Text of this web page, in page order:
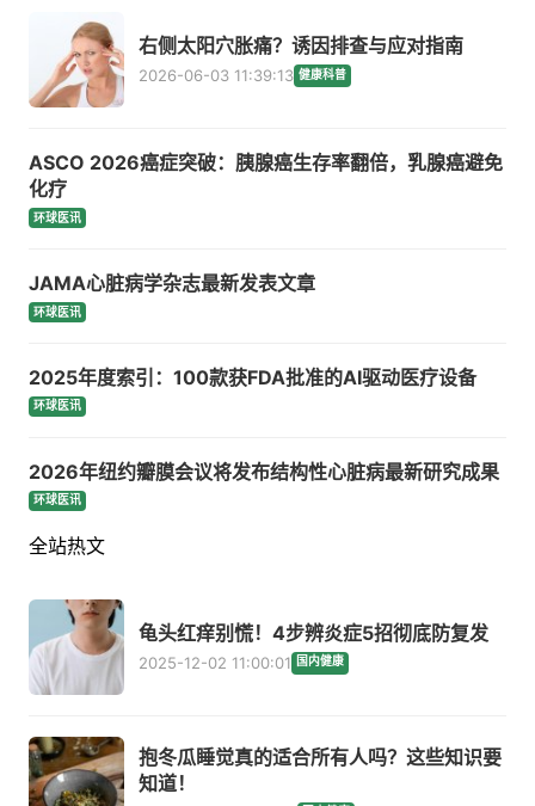
右侧太阳穴胀痛？诱因排查与应对指南
2026-06-03 11:39:13 健康科普
ASCO 2026癌症突破：胰腺癌生存率翻倍，乳腺癌避免
化疗
环球医讯
JAMA心脏病学杂志最新发表文章
环球医讯
2025年度索引：100款获FDA批准的AI驱动医疗设备
环球医讯
2026年纽约瓣膜会议将发布结构性心脏病最新研究成果
环球医讯
全站热文
龟头红痒别慌！4步辨炎症5招彻底防复发
2025-12-02 11:00:01 国内健康
抱冬瓜睡觉真的适合所有人吗？这些知识要
知道！